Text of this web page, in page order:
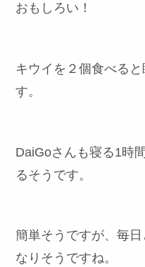
おもしろい！
キウイを２個食べる
す。
DaiGoさんも寝る1時
るそうです。
簡単そうですが、毎
なりそうですね。